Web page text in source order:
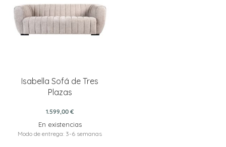
Isabella Sofá de Tres
Plazas
1.599,00 €
En existencias
Modo de entrega: 3-6 semanas